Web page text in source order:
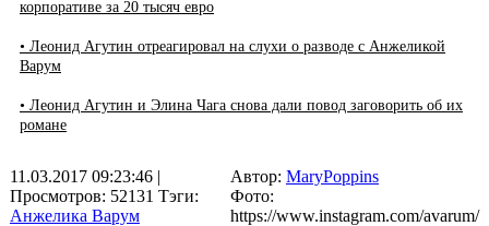
корпоративе за 20 тысяч евро
• Леонид Агутин отреагировал на слухи о разводе с Анжеликой
Варум
• Леонид Агутин и Элина Чага снова дали повод заговорить об их
романе
11.03.2017 09:23:46 |
Просмотров: 52131 Тэги:
Анжелика Варум
Автор: MaryPoppins
Фото:
https://www.instagram.com/avarum/